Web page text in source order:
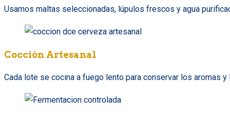
Usamos maltas seleccionadas, lúpulos frescos y agua
Cocción Artesanal
Cada lote se cocina a fuego lento para conservar los aromas